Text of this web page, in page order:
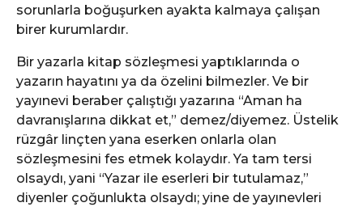
sorunlarla boğuşurken ayakta kalmaya çalışan
birer kurumlardır.
Bir yazarla kitap sözleşmesi yaptıklarında o
yazarın hayatını ya da özelini bilmezler. Ve bir
yayınevi beraber çalıştığı yazarına “Aman ha
davranışlarına dikkat et,” demez/diyemez. Üstelik
rüzgâr linçten yana eserken onlarla olan
sözleşmesini fes etmek kolaydır. Ya tam tersi
olsaydı, yani “Yazar ile eserleri bir tutulamaz,”
diyenler çoğunlukta olsaydı; yine de yayınevleri